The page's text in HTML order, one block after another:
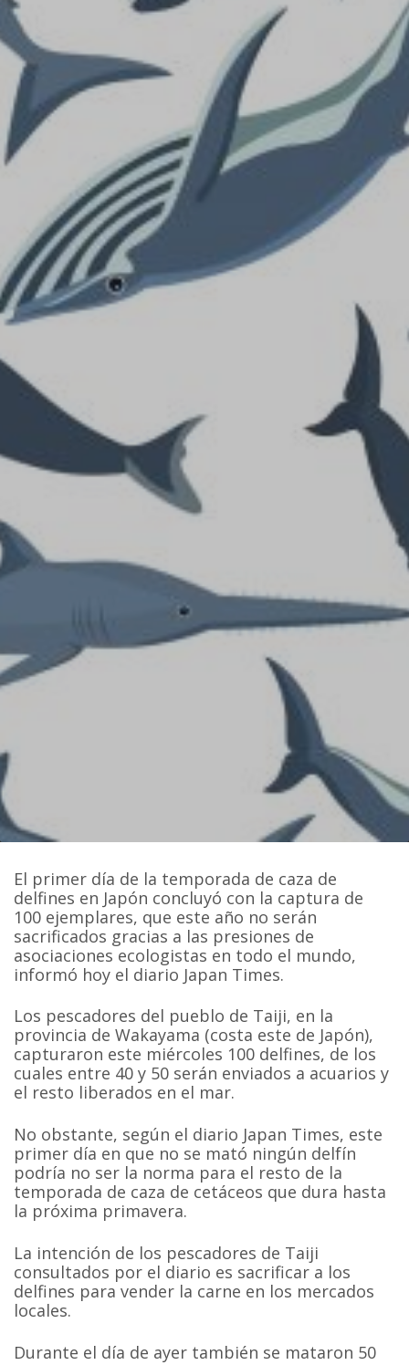
El primer día de la temporada de caza de
delfines en Japón concluyó con la captura de
100 ejemplares, que este año no serán
sacrificados gracias a las presiones de
asociaciones ecologistas en todo el mundo,
informó hoy el diario Japan Times.
Los pescadores del pueblo de Taiji, en la
provincia de Wakayama (costa este de Japón),
capturaron este miércoles 100 delfines, de los
cuales entre 40 y 50 serán enviados a acuarios y
el resto liberados en el mar.
No obstante, según el diario Japan Times, este
primer día en que no se mató ningún delfín
podría no ser la norma para el resto de la
temporada de caza de cetáceos que dura hasta
la próxima primavera.
La intención de los pescadores de Taiji
consultados por el diario es sacrificar a los
delfines para vender la carne en los mercados
locales.
Durante el día de ayer también se mataron 50